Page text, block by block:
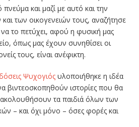
πνεύμα και μαζί με αυτό και την
των οικογενειών τους, αναζήτησε
να το πετύχει, αφού η φυσική μας
όπως μας έχουν συνηθίσει οι
τους, είναι ανέφικτη.
Ψυχογιός υλοποιήθηκε η ιδέα
βιντεοσκοπηθούν ιστορίες που θα
τα παιδιά όλων των
– και όχι μόνο – όσες φορές και